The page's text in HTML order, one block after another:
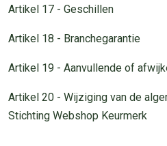
Artikel 17 - Geschillen
Artikel 18 - Branchegarantie
Artikel 19 - Aanvullende of
Artikel 20 - Wijziging van de
Stichting Webshop Keurmerk